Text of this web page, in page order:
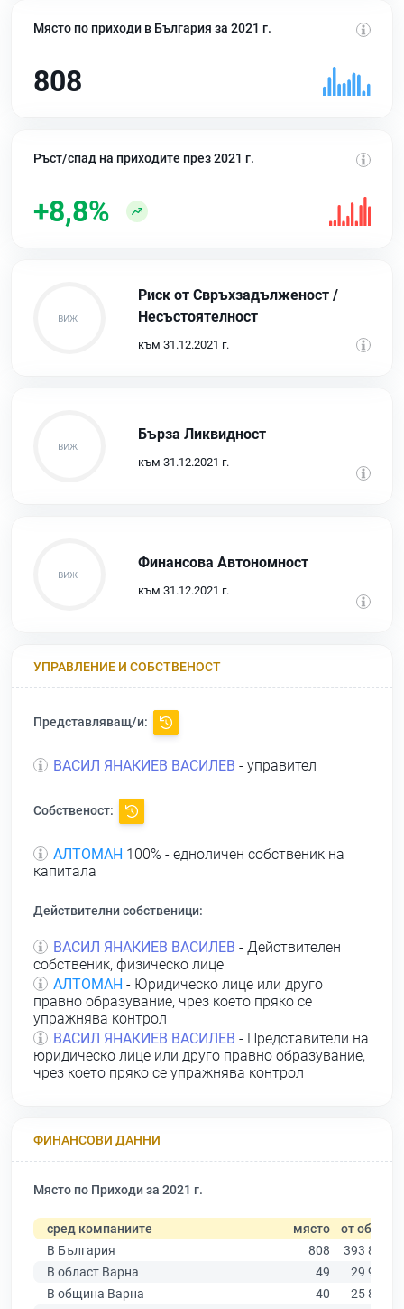
Място по приходи в България за 2021 г.
808
Ръст/спад на приходите през 2021 г.
+8,8%
Риск от Свръхзадълженост /
Несъстоятелност
към 31.12.2021 г.
Бърза Ликвидност
към 31.12.2021 г.
Финансова Автономност
към 31.12.2021 г.
УПРАВЛЕНИЕ И СОБСТВЕНОСТ
Представляващ/и:
ВАСИЛ ЯНАКИЕВ ВАСИЛЕВ - управител
Собственост:
АЛТОМАН 100% - едноличен собственик на
капитала
Действителни собственици:
ВАСИЛ ЯНАКИЕВ ВАСИЛЕВ - Действителен
собственик, физическо лице
АЛТОМАН - Юридическо лице или друго
правно образувание, чрез което пряко се
упражнява контрол
ВАСИЛ ЯНАКИЕВ ВАСИЛЕВ - Представители на
юридическо лице или друго правно образувание,
чрез което пряко се упражнява контрол
ФИНАНСОВИ ДАННИ
Място по Приходи за 2021 г.
сред компаниите място от общо
В България
808
393 881
В област Варна
49
29 942
В община Варна
40
25 855